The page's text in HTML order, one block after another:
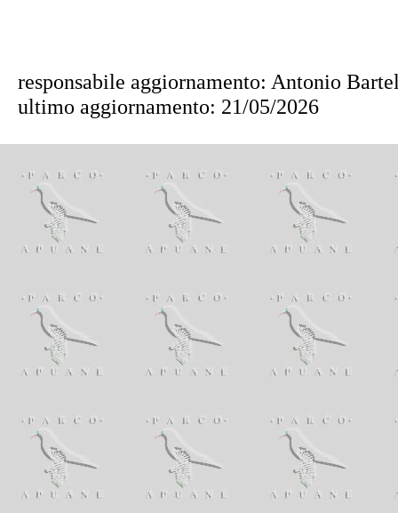
responsabile aggiornamento: Antonio
ultimo aggiornamento: 21/05/2026